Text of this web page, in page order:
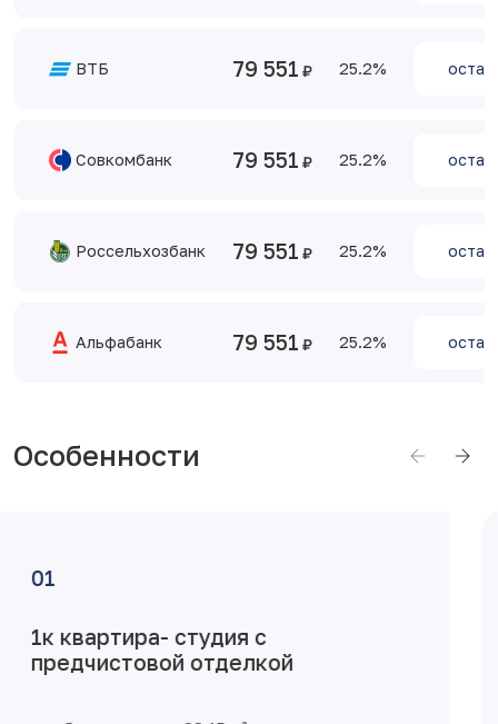
ВТБ 79 551 25.2
Совкомбанк 79 551 25.2
Россельхозбанк 79 551 25.2
Альфабанк 79 551 25.2
Особенности
Достоинства планировки
современного городского жителя –